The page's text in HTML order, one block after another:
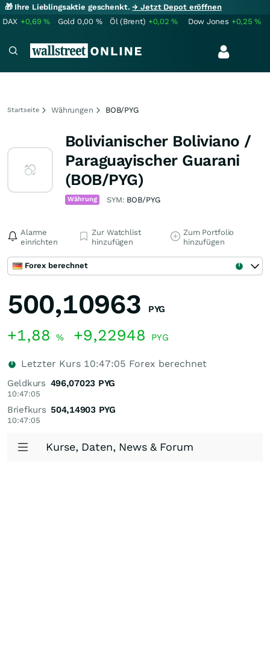
🎁 Ihre Lieblingsaktie geschenkt.→ Jetzt Depot eröffnen
DAX +0,69% Gold 0,00 % Öl (Brent) +0,02% Dow Jones +0,25%
Startseite Währungen BOB/PYG
Bolivianischer Boliviano /
Paraguayischer Guarani
(BOB/PYG)
Währung SYM: BOB/PYG
Alarme
einrichten
Zur Watchlist
hinzufügen
Zum Portfolio
hinzufügen
Forex berechnet
500,10963 PYG
+1,88 % +9,22948 PYG
Letzter Kurs 10:47:05 Forex berechnet
Geldkurs
10:47:05
496,07023 PYG
Briefkurs
10:47:05
504,14903 PYG
Kurse, Daten, News & Forum